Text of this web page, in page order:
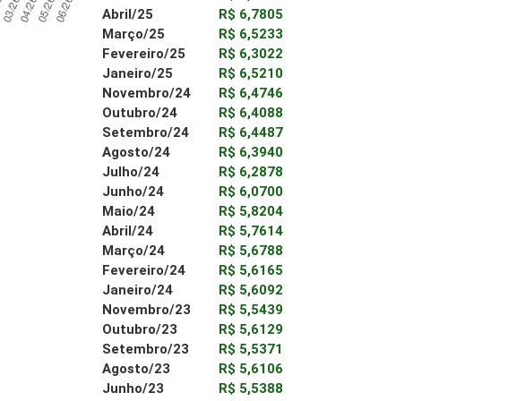
Abril/25
R$ 6,7805
Março/25
R$ 6,5233
Fevereiro/25
R$ 6,3022
Janeiro/25
R$ 6,5210
Novembro/24
R$ 6,4746
Outubro/24
R$ 6,4088
Setembro/24
R$ 6,4487
Agosto/24
R$ 6,3940
Julho/24
R$ 6,2878
Junho/24
R$ 6,0700
Maio/24
R$ 5,8204
Abril/24
R$ 5,7614
Março/24
R$ 5,6788
Fevereiro/24
R$ 5,6165
Janeiro/24
R$ 5,6092
Novembro/23
R$ 5,5439
Outubro/23
R$ 5,6129
Setembro/23
R$ 5,5371
Agosto/23
R$ 5,6106
Junho/23
R$ 5,5388